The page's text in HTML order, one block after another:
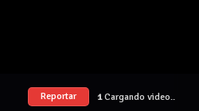
1Cargando video..
Reportar